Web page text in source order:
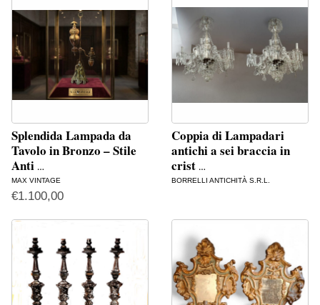
Splendida Lampada da
Tavolo in Bronzo – Stile
Anti …
MAX VINTAGE
€1.100,00
Coppia di Lampadari
antichi a sei braccia in
crist …
BORRELLI ANTICHITÀ S.R.L.